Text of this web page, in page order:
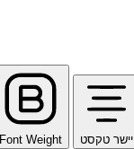
יישר טקסט Font Weight